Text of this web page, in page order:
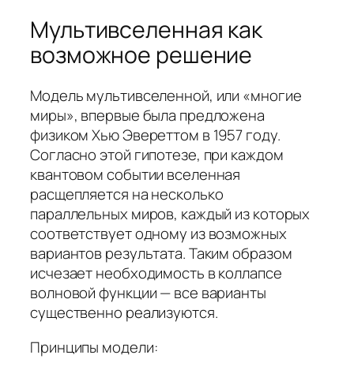
Мультивселенная как
возможное решение
Модель мультивселенной, или «многие
миры», впервые была предложена
физиком Хью Эвереттом в 1957 году.
Согласно этой гипотезе, при каждом
квантовом событии вселенная
расщепляется на несколько
параллельных миров, каждый из которых
соответствует одному из возможных
вариантов результата. Таким образом
исчезает необходимость в коллапсе
волновой функции — все варианты
существенно реализуются.
Принципы модели: